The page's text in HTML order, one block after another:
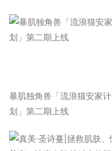
暴肌独角兽「流浪猫安家计
划」第二期上线